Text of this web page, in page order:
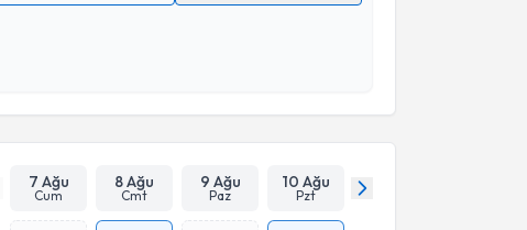
7 Ağu
Cum
8 Ağu
Cmt
9 Ağu
Paz
10 Ağu
Pzt